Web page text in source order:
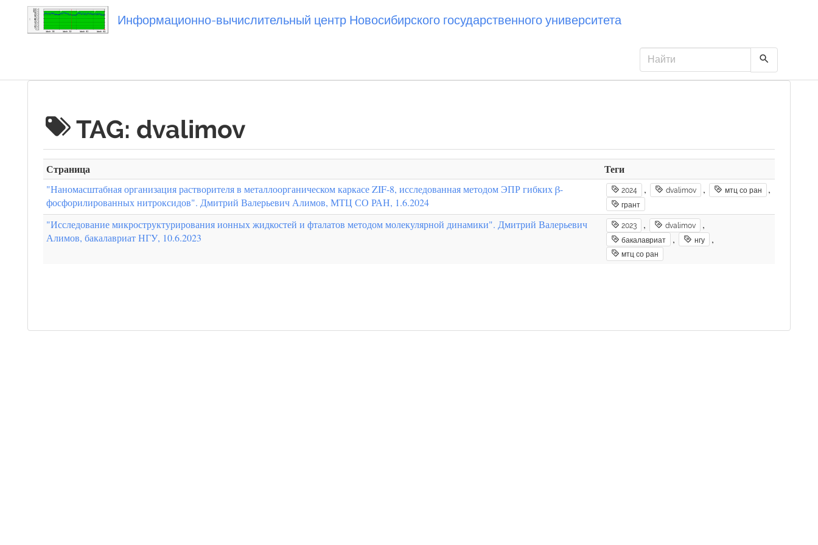
Информационно-вычислительный центр Новосибирского государственного университета
TAG: dvalimov
Страница Теги
"Наномасштабная организация растворителя в металлоорганическом каркасе ZIF-8, исследованная методом ЭПР гибких β-
фосфорилированных нитроксидов". Дмитрий Валерьевич Алимов, МТЦ СО РАН, 1.6.2024
2024 , dvalimov , мтц со ран ,
грант
"Исследование микроструктурирования ионных жидкостей и фталатов методом молекулярной динамики". Дмитрий Валерьевич
Алимов, бакалавриат НГУ, 10.6.2023
2023 , dvalimov ,
бакалавриат , нгу ,
мтц со ран